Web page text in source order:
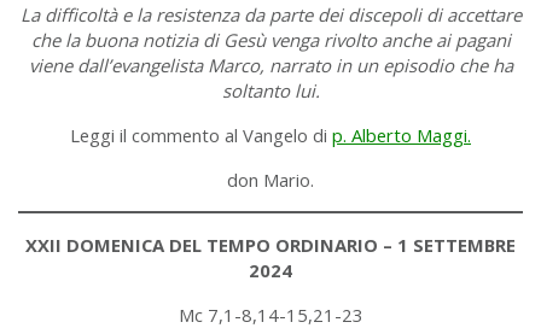
La difficoltà e la resistenza da parte dei discepoli di accettare
che la buona notizia di Gesù venga rivolto anche ai pagani
viene dall’evangelista Marco, narrato in un episodio che ha
soltanto lui.
Leggi il commento al Vangelo di p. Alberto Maggi.
don Mario.
XXII DOMENICA DEL TEMPO ORDINARIO – 1 SETTEMBRE
2024
Mc 7,1-8,14-15,21-23